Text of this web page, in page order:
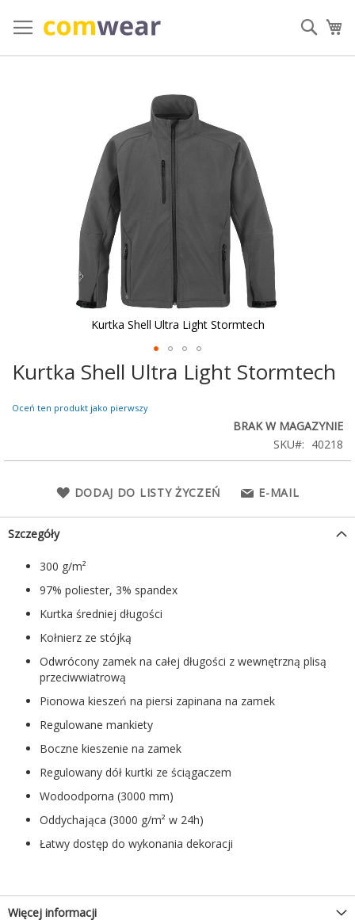
do
treści
Kurtka Shell Ultra Light Stormtech
Oceń ten produkt jako pierwszy
BRAK W MAGAZYNIE
SKU
40218
DODAJ DO LISTY ŻYCZEŃ E-MAIL
Kurtka Shell Ultra Light Stormtech
Przejdź
na
galerii
Szczegóły
300 g/m²
97% poliester, 3% spandex
Kurtka średniej długości
Kołnierz ze stójką
Odwrócony zamek na całej długości z wewnętrzną plisą
przeciwwiatrową
Pionowa kieszeń na piersi zapinana na zamek
Regulowane mankiety
Boczne kieszenie na zamek
Regulowany dół kurtki ze ściągaczem
Wodoodporna (3000 mm)
Oddychająca (3000 g/m² w 24h)
Łatwy dostęp do wykonania dekoracji
Więcej informacji